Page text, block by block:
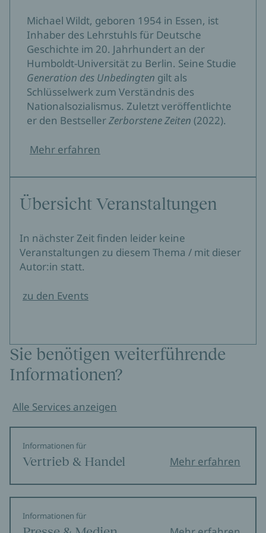
Michael Wildt, geboren 1954 in Essen, ist
Inhaber des Lehrstuhls für Deutsche
Geschichte im 20. Jahrhundert an der
Humboldt-Universität zu Berlin. Seine Studie
Generation des Unbedingten gilt als
Schlüsselwerk zum Verständnis des
Nationalsozialismus. Zuletzt veröffentlichte
er den BestsellerZerborstene Zeiten (2022).
Mehr erfahren
Übersicht Veranstaltungen
In nächster Zeit finden leider keine
Veranstaltungen zu diesem Thema / mit dieser
Autor:in statt.
zu den Events
Sie benötigen weiterführende
Informationen?
Alle Services anzeigen
Informationen für
Vertrieb & Handel Mehr erfahren
Informationen für